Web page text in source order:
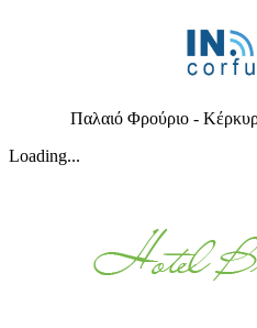
Παλαιό Φρούριο -
Loading...